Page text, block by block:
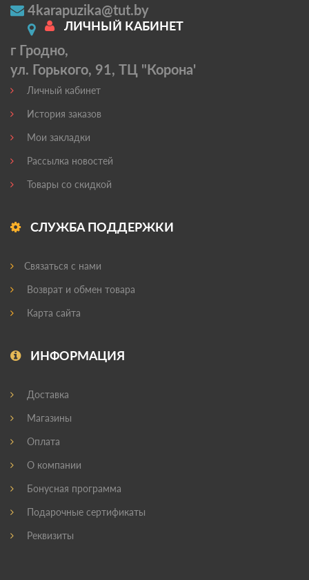
4karapuzika@tut.by
г Гродно,
ул. Горького, 91, ТЦ "Корона'
ЛИЧНЫЙ КАБИНЕТ
Личный кабинет
История заказов
Мои закладки
Рассылка новостей
Товары со скидкой
СЛУЖБА ПОДДЕРЖКИ
Связаться с нами
Возврат и обмен товара
Карта сайта
ИНФОРМАЦИЯ
Доставка
Магазины
Оплата
О компании
Бонусная программа
Подарочные сертификаты
Реквизиты